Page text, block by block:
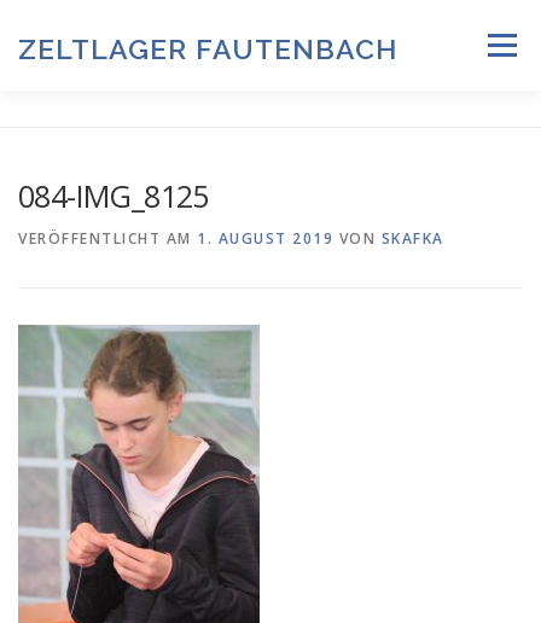
springen
ZELTLAGER FAUTENBACH Menü
HISTORIE & FOTOARCHIV
IMPRESSUM
084-IMG_8125
VERÖFFENTLICHT AM 1. AUGUST 2019 VON SKAFKA